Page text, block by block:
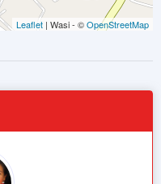
Leaflet | Wasi - ©OpenStreetMap